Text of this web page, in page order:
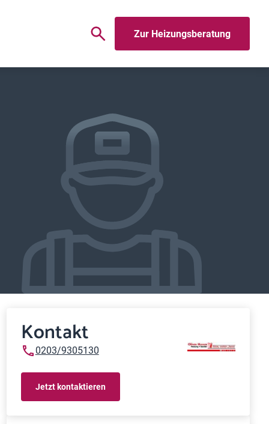
Zur Heizungsberatung
Kontakt
0203/9305130
Jetzt kontaktieren